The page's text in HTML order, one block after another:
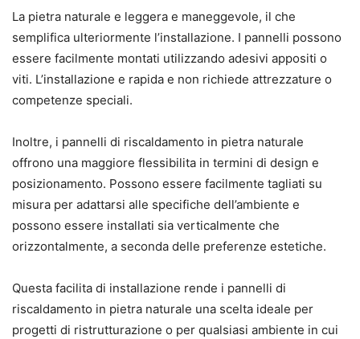
La pietra naturale e leggera e maneggevole, il che
semplifica ulteriormente l’installazione. I pannelli possono
essere facilmente montati utilizzando adesivi appositi o
viti. L’installazione e rapida e non richiede attrezzature o
competenze speciali.
Inoltre, i pannelli di riscaldamento in pietra naturale
offrono una maggiore flessibilita in termini di design e
posizionamento. Possono essere facilmente tagliati su
misura per adattarsi alle specifiche dell’ambiente e
possono essere installati sia verticalmente che
orizzontalmente, a seconda delle preferenze estetiche.
Questa facilita di installazione rende i pannelli di
riscaldamento in pietra naturale una scelta ideale per
progetti di ristrutturazione o per qualsiasi ambiente in cui